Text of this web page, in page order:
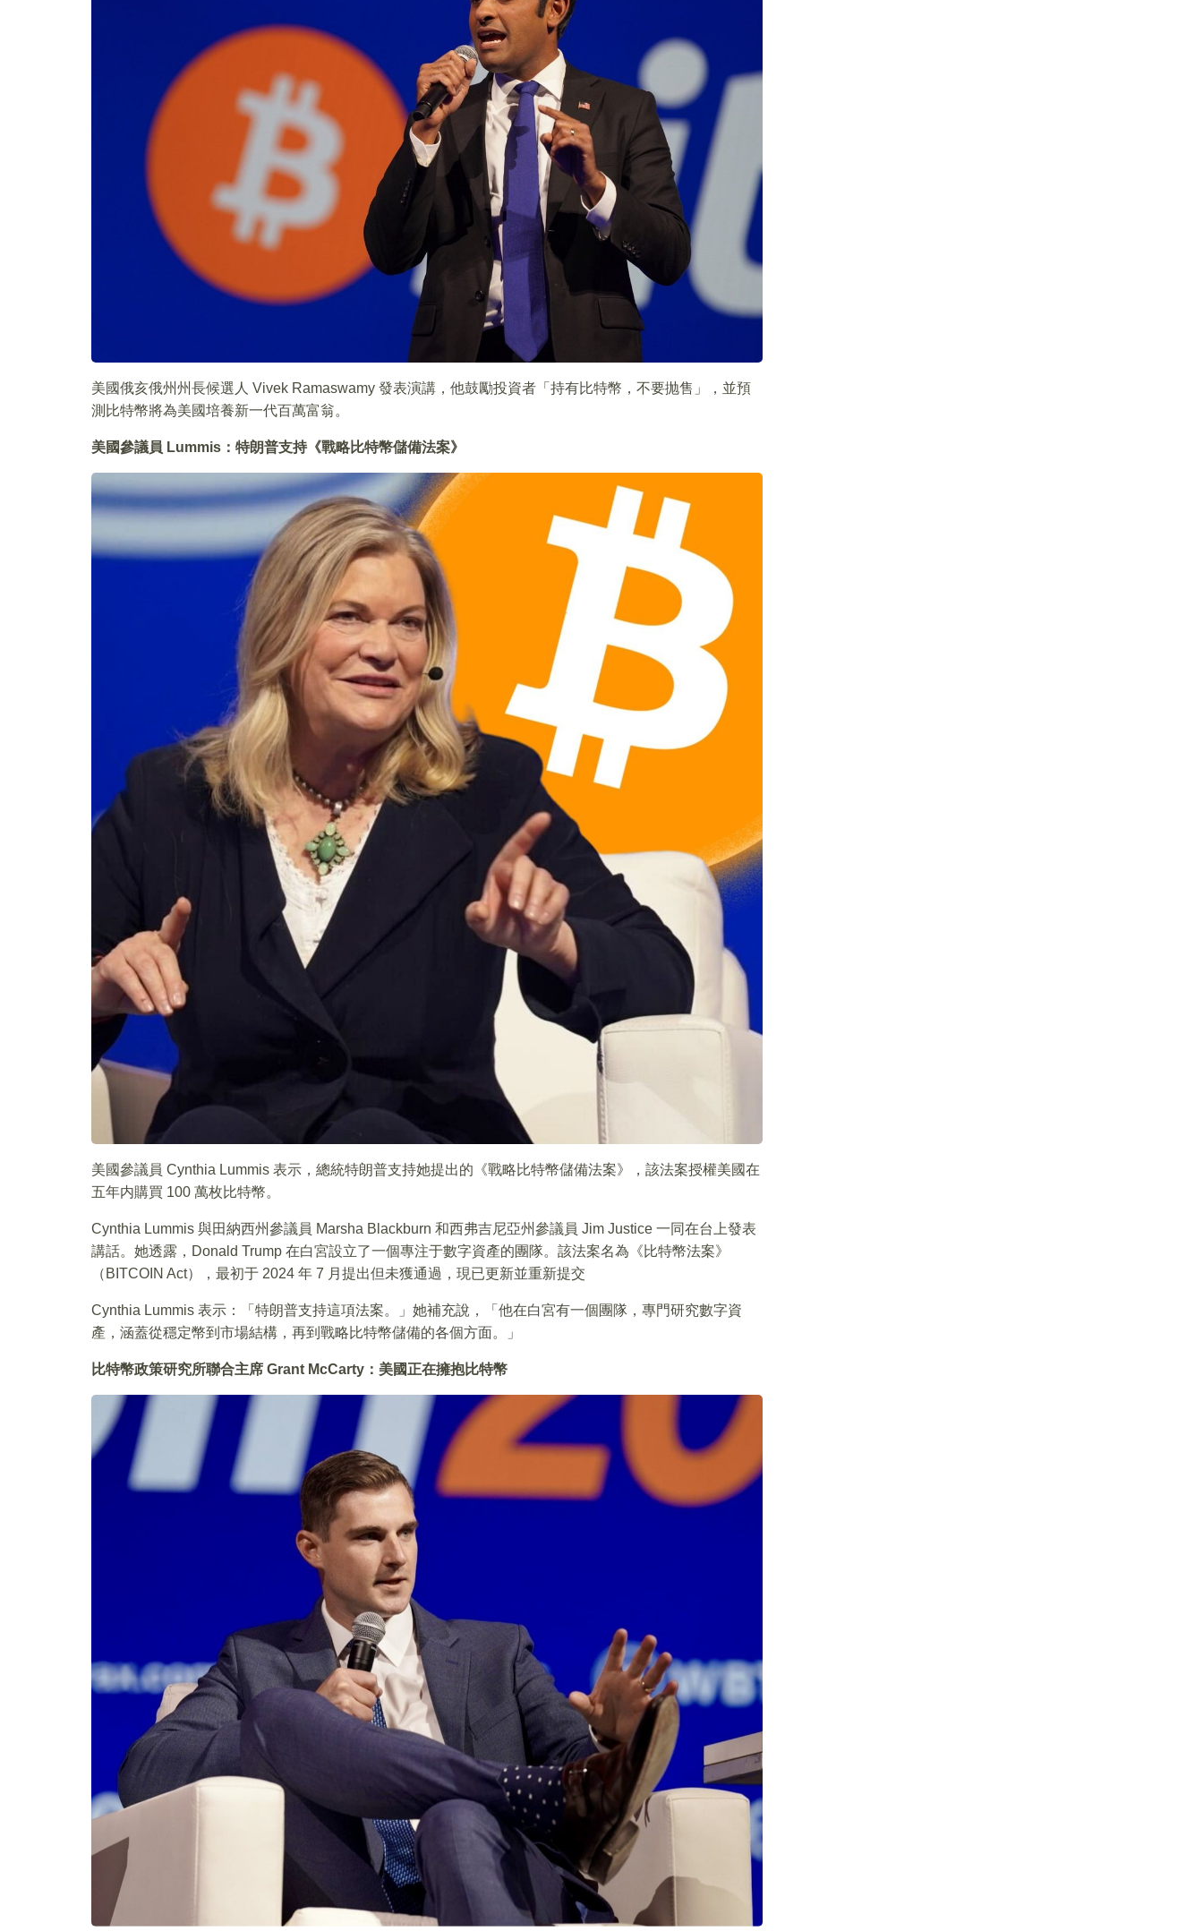
美國俄亥俄州州長候選人 Vivek Ramaswamy 發表演講，他鼓勵投資者「持有比特幣，不要抛售」，並預
測比特幣將為美國培養新一代百萬富翁。
美國參議員 Lummis：特朗普支持《戰略比特幣儲備法案》
美國參議員 Cynthia Lummis 表示，總統特朗普支持她提出的《戰略比特幣儲備法案》，該法案授權美國在
五年内購買 100 萬枚比特幣。
Cynthia Lummis 與田納西州參議員 Marsha Blackburn 和西弗吉尼亞州參議員 Jim Justice 一同在台上發表
講話。她透露，Donald Trump 在白宮設立了一個專注于數字資產的團隊。該法案名為《比特幣法案》
（BITCOIN Act），最初于 2024 年 7 月提出但未獲通過，現已更新並重新提交
Cynthia Lummis 表示：「特朗普支持這項法案。」她補充說，「他在白宮有一個團隊，專門研究數字資
產，涵蓋從穩定幣到市場結構，再到戰略比特幣儲備的各個方面。」
比特幣政策研究所聯合主席 Grant McCarty：美國正在擁抱比特幣